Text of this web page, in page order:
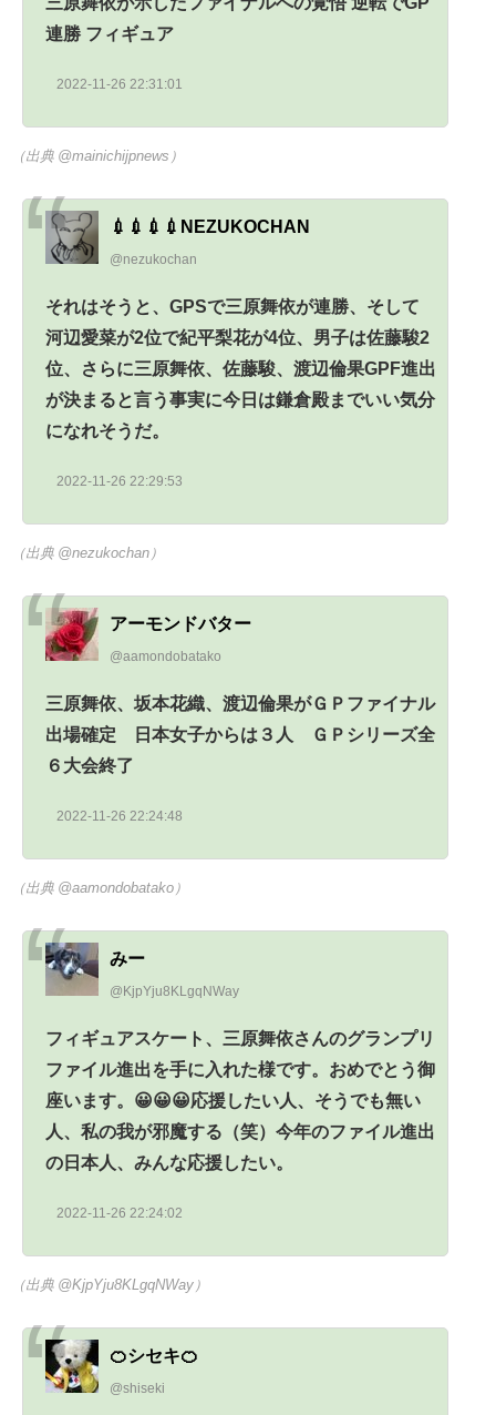
連勝 フィギュア
2022-11-26 22:31:01
（出典 @mainichijpnews）
💉💉💉💉NEZUKOCHAN
@nezukochan
それはそうと、GPSで三原舞依が連勝、そして
河辺愛菜が2位で紀平梨花が4位、男子は佐藤駿2
位、さらに三原舞依、佐藤駿、渡辺倫果GPF進出
が決まると言う事実に今日は鎌倉殿までいい気分
になれそうだ。
2022-11-26 22:29:53
（出典 @nezukochan）
アーモンドバター
@aamondobatako
三原舞依、坂本花織、渡辺倫果がＧＰファイナル
出場確定 日本女子からは３人 ＧＰシリーズ全
６大会終了
2022-11-26 22:24:48
（出典 @aamondobatako）
みー
@KjpYju8KLgqNWay
フィギュアスケート、三原舞依さんのグランプリ
ファイル進出を手に入れた様です。おめでとう御
座います。😀😀😀応援したい人、そうでも無い
人、私の我が邪魔する（笑）今年のファイル進出
の日本人、みんな応援したい。
2022-11-26 22:24:02
（出典 @KjpYju8KLgqNWay）
🍊シセキ🍊
@shiseki